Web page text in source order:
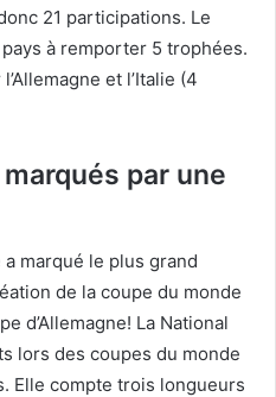
21 participations. Le
à remporter 5 trophées.
et l’Italie (4
par une
marqué le plus grand
de la coupe du monde
d’Allemagne! La National
lors des coupes du monde
Elle compte trois longueurs